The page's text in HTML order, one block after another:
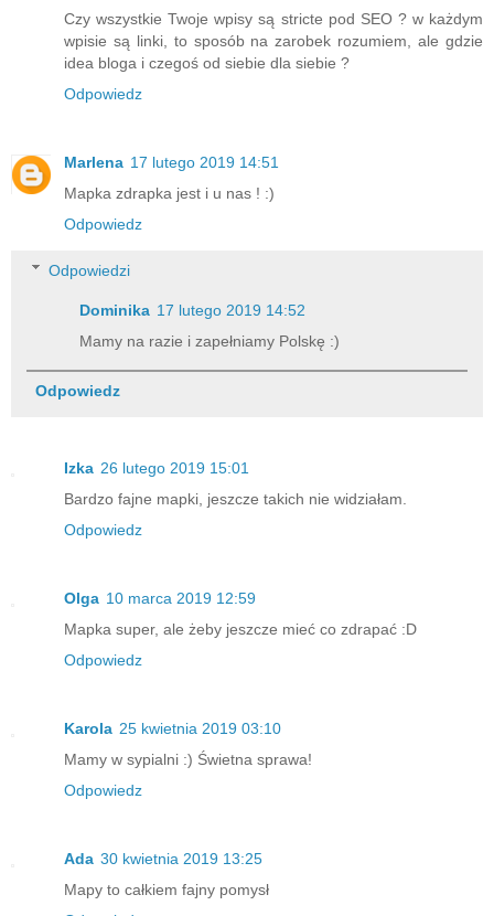
Czy wszystkie Twoje wpisy są stricte pod SEO ? w każdym
wpisie są linki, to sposób na zarobek rozumiem, ale gdzie
idea bloga i czegoś od siebie dla siebie ?
Odpowiedz
Marlena 17 lutego 2019 14:51
Mapka zdrapka jest i u nas ! :)
Odpowiedz
Odpowiedzi
Dominika 17 lutego 2019 14:52
Mamy na razie i zapełniamy Polskę :)
Odpowiedz
Izka 26 lutego 2019 15:01
Bardzo fajne mapki, jeszcze takich nie widziałam.
Odpowiedz
Olga 10 marca 2019 12:59
Mapka super, ale żeby jeszcze mieć co zdrapać :D
Odpowiedz
Karola 25 kwietnia 2019 03:10
Mamy w sypialni :) Świetna sprawa!
Odpowiedz
Ada 30 kwietnia 2019 13:25
Mapy to całkiem fajny pomysł